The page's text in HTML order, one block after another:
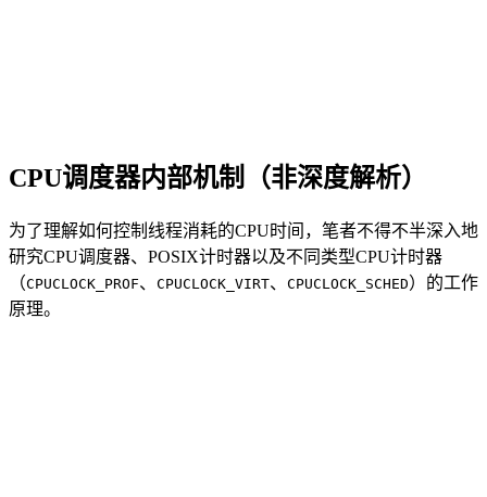
CPU调度器内部机制（非深度解析）
为了理解如何控制线程消耗的CPU时间，笔者不得不半深入地
研究CPU调度器、POSIX计时器以及不同类型CPU计时器
（CPUCLOCK_PROF、 CPUCLOCK_VIRT、 CPUCLOCK_SCHED）的工作
原理。